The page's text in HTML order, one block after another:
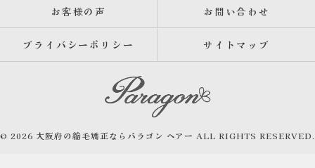
お客様の声 お問い合わせ
プライバシーポリシー サイトマップ
© 2026 大阪府の縮毛矯正ならパラゴン ヘアー ALL RIGHTS RESERVED.